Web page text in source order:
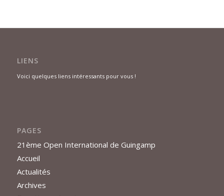
LIENS
Voici quelques liens intéressants pour vous !
PAGES
21ème Open International de Guingamp
Accueil
Actualités
Archives